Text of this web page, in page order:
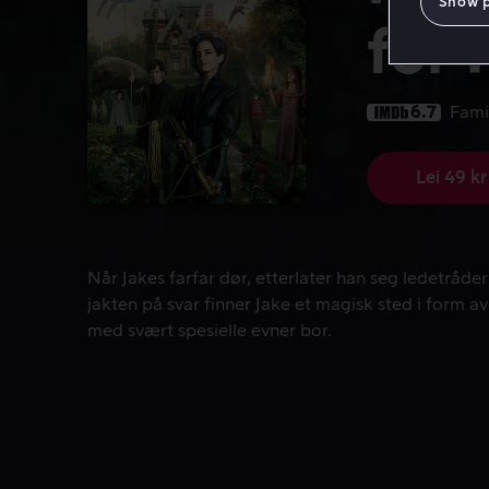
for
6.7
Lei 49 kr
Når Jakes farfar dør, etterlater han seg
Når Jakes farfar dør, etterlater han seg
jakten på svar finner Jake et magisk sted i form
med svært spesielle evner bor.